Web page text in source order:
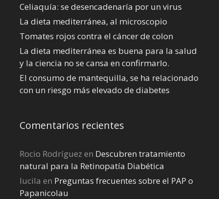
Celiaquía: se desencadenaría por un virus
La dieta mediterránea, al microscopio
Tomates rojos contra el cáncer de colon
La dieta mediterránea es buena para la salud
y la ciencia no se cansa en confirmarlo.
El consumo de mantequilla, se ha relacionado
con un riesgo más elevado de diabetes
Comentarios recientes
Rocio Rodríguez en Descubren tratamiento
natural para la Retinopatía Diabética
lucila en Preguntas frecuentes sobre el PAP o
Papanicolau